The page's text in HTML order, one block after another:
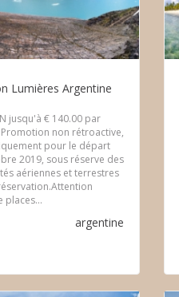
Lumières Argentine
jusqu'à € 140.00 par
non rétroactive,
pour le départ
2019, sous réserve des
aériennes et terrestres
places...
argentine